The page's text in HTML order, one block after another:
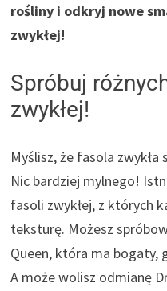
rośliny i odkryj nowe
zwykłej!
Spróbuj
zwykłej!
Myślisz, że fasola
Nic bardziej mylnego!
fasoli zwykłej, z których
teksturę. Możesz
Queen, która ma bogaty,
A może wolisz odmianę